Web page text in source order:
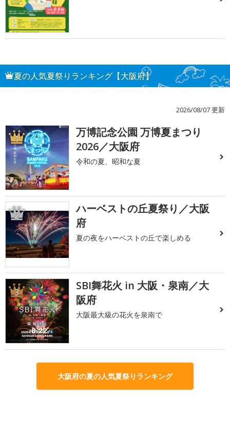
夏の人気夏祭りランキング【大阪府】
2026/08/07 更新
1
万博記念公園 万博夏まつり
2026／大阪府
令和の夏、昭和な夏
2
ハーベストの丘夏祭り／大阪
府
夏の夜をハーベストの丘で楽しめる
3
SBI舞花火 in 大阪・泉南／大
阪府
大阪最大級の花火を泉南で
大阪府の夏の人気夏祭りランキング